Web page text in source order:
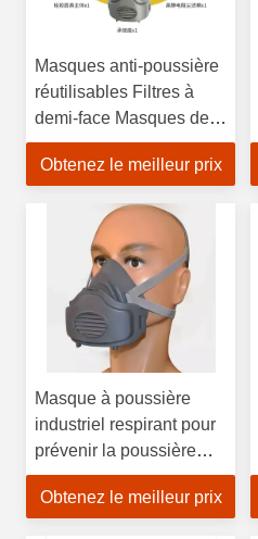
Masques anti-poussière
réutilisables Filtres à
demi-face Masques de
protection chimique pour
se protéger de la
Obtenez le meilleur prix
Masque à poussière
industriel respirant pour
prévenir la poussière
Masque facial
réutilisable
Obtenez le meilleur prix